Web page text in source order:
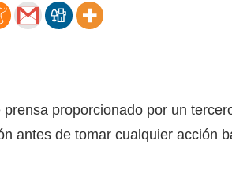
proporcionado por un
antes de tomar cualquier acción